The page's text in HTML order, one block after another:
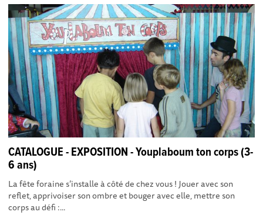
CATALOGUE - EXPOSITION - Youplaboum ton corps (3-
6 ans)
La fête foraine s’installe à côté de chez vous ! Jouer avec son
reflet, apprivoiser son ombre et bouger avec elle, mettre son
corps au défi :...